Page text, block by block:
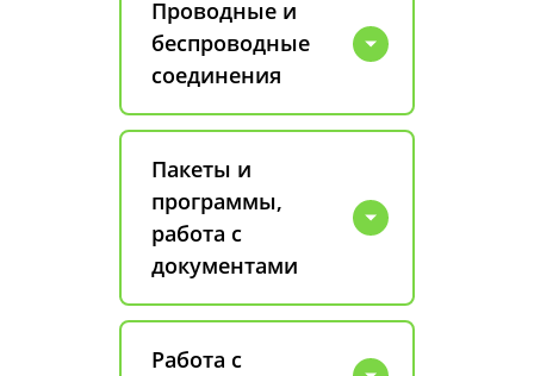
Проводные и
беспроводные
соединения
Пакеты и
программы,
работа с
документами
Работа с